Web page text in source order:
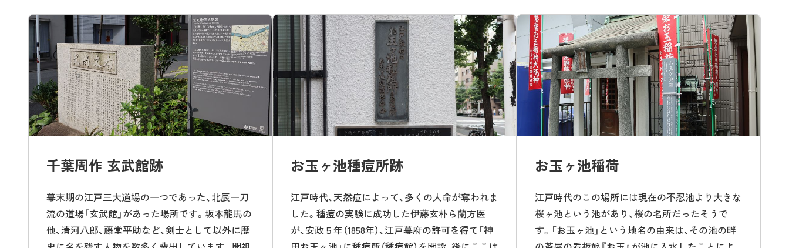
千葉周作 玄武館跡
幕末期の江戸三大道場の一つであった、北辰一刀
流の道場「玄武館」があった場所です。坂本龍馬の
他、清河八郎、藤堂平助など、剣士として以外に歴
お玉ヶ池種痘所跡
江戸時代、天然痘によって、多くの人命が奪われま
した。種痘の実験に成功した伊藤玄朴ら蘭方医
が、安政５年（1858年）、江戸幕府の許可を得て「神
お玉ヶ池稲荷
江戸時代のこの場所には現在の不忍池より大きな
桜ヶ池という池があり、桜の名所だったそうで
す。「お玉ヶ池」という地名の由来は、その池の畔